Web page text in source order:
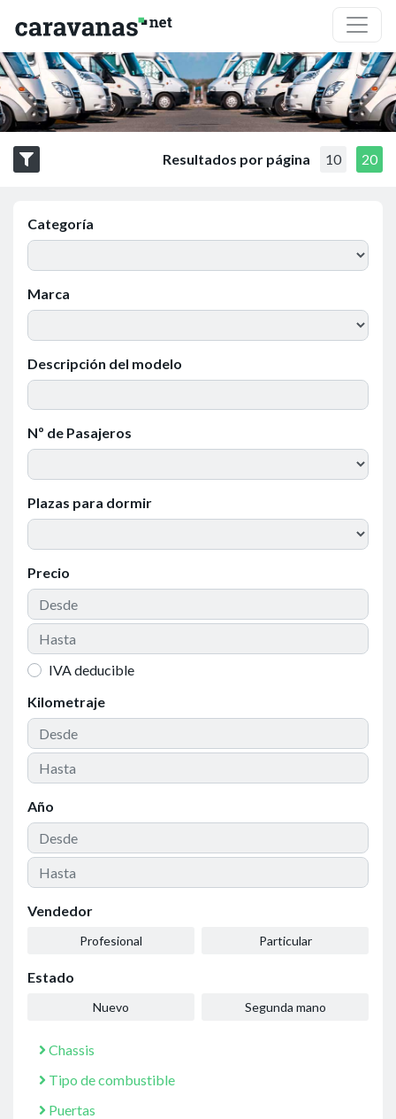
Resultados por página 10 20
Categoría
Marca
Descripción del modelo
Nº de Pasajeros
Plazas para dormir
Precio
IVA deducible
Kilometraje
Año
Vendedor
Profesional Particular
Estado
Nuevo Segunda mano
Chassis
Tipo de combustible
Puertas